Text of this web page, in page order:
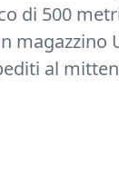
di 500
magazzino
al